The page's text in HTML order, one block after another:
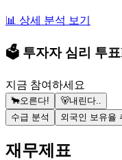
📊 상세 분석 보기
🗳️ 투자자 심리 투표
지금 참여하세요
🐂오른다! 🐻내린다..
수급 분석
외국인 보유율
재무제표